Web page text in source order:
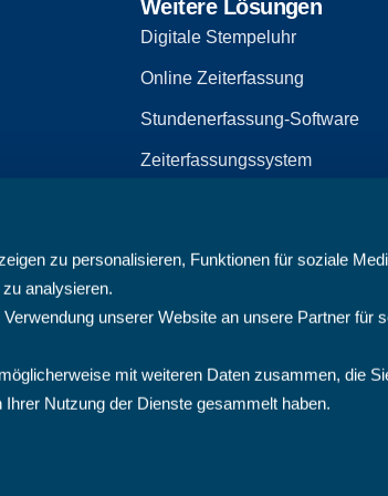
zu personalisieren, Funktionen für soziale
analysieren.
unserer Website an unsere Partner für
mit weiteren Daten zusammen, die
Nutzung der Dienste gesammelt haben.
Weitere Lösungen
Digitale Stempeluhr
Online Zeiterfassung
Stundenerfassung-Software
Zeiterfassungssystem
PMO-Software
Cloud Projektmanagement-
Projektplanungssoftware